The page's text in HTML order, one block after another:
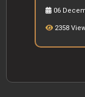
06
2358 Views